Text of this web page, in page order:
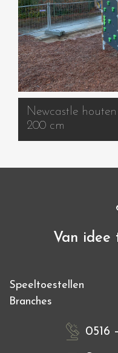
Newcastle houten
200 cm
Van idee
Speeltoestellen
Branches
0516